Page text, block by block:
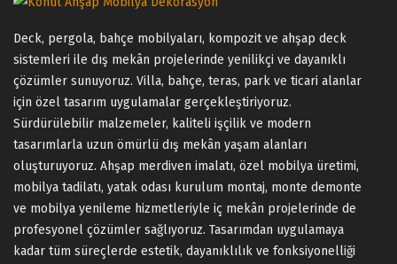
Deck, pergola, bahçe mobilyaları, kompozit ve ahşap deck
sistemleri ile dış mekân projelerinde yenilikçi ve dayanıklı
çözümler sunuyoruz. Villa, bahçe, teras, park ve ticari alanlar
için özel tasarım uygulamalar gerçekleştiriyoruz.
Sürdürülebilir malzemeler, kaliteli işçilik ve modern
tasarımlarla uzun ömürlü dış mekân yaşam alanları
oluşturuyoruz. Ahşap merdiven imalatı, özel mobilya üretimi,
mobilya tadilatı, yatak odası kurulum montaj, monte demonte
ve mobilya yenileme hizmetleriyle iç mekân projelerinde de
profesyonel çözümler sağlıyoruz. Tasarımdan uygulamaya
kadar tüm süreçlerde estetik, dayanıklılık ve fonksiyonelliği